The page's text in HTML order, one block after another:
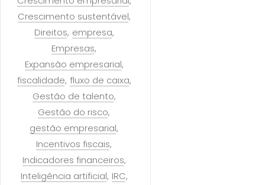
Crescimento sustentável
Direitos empresa
Empresas
Expansão empresarial
fiscalidade fluxo de caixa
Gestão de talento
Gestão do risco
gestão empresarial
Incentivos fiscais
Indicadores financeiros
Inteligência artificial IRC